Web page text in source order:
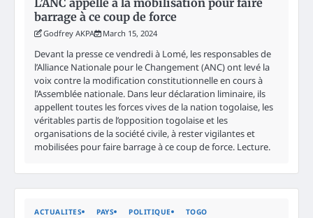
barrage à ce coup de force
Godfrey AKPA March 15, 2024
Devant la presse ce vendredi à Lomé, les responsables de
l’Alliance Nationale pour le Changement (ANC) ont levé la
voix contre la modification constitutionnelle en cours à
l’Assemblée nationale. Dans leur déclaration liminaire, ils
appellent toutes les forces vives de la nation togolaise, les
véritables partis de l’opposition togolaise et les
organisations de la société civile, à rester vigilantes et
mobilisées pour faire barrage à ce coup de force. Lecture.
ACTUALITES PAYS POLITIQUE TOGO